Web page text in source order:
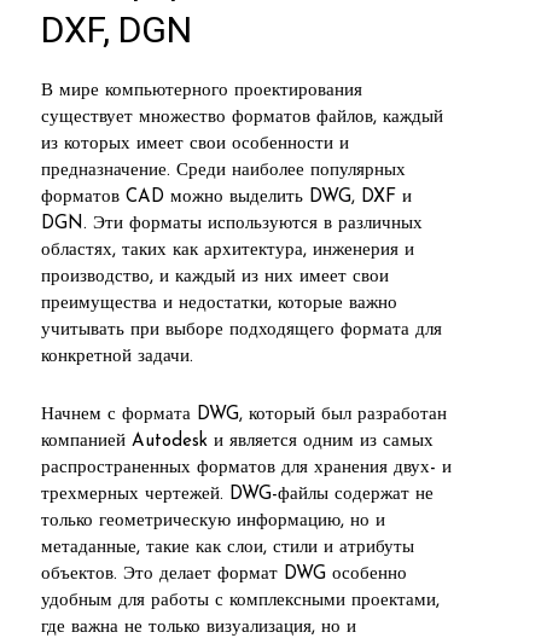
DXF, DGN
В мире компьютерного проектирования
существует множество форматов файлов, каждый
из которых имеет свои особенности и
предназначение. Среди наиболее популярных
форматов CAD можно выделить DWG, DXF и
DGN. Эти форматы используются в различных
областях, таких как архитектура, инженерия и
производство, и каждый из них имеет свои
преимущества и недостатки, которые важно
учитывать при выборе подходящего формата для
конкретной задачи.
Начнем с формата DWG, который был разработан
компанией Autodesk и является одним из самых
распространенных форматов для хранения двух- и
трехмерных чертежей. DWG-файлы содержат не
только геометрическую информацию, но и
метаданные, такие как слои, стили и атрибуты
объектов. Это делает формат DWG особенно
удобным для работы с комплексными проектами,
где важна не только визуализация, но и